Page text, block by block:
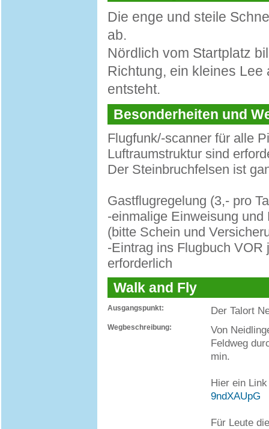
Die enge und steile
ab.
Nördlich vom Startplatz
Richtung, ein kleines
entsteht.
Besonderheiten und
Flugfunk/-scanner für alle
Luftraumstruktur sind
Der Steinbruchfelsen ist
Gastflugregelung (3,- pro
-einmalige Einweisung
(bitte Schein und
-Eintrag ins Flugbuch
erforderlich
Walk and Fly
Ausgangspunkt: Der Talort
Wegbeschreibung:
Von
Feldweg
min.
Hier ein
9ndXAUpG
Für Leute